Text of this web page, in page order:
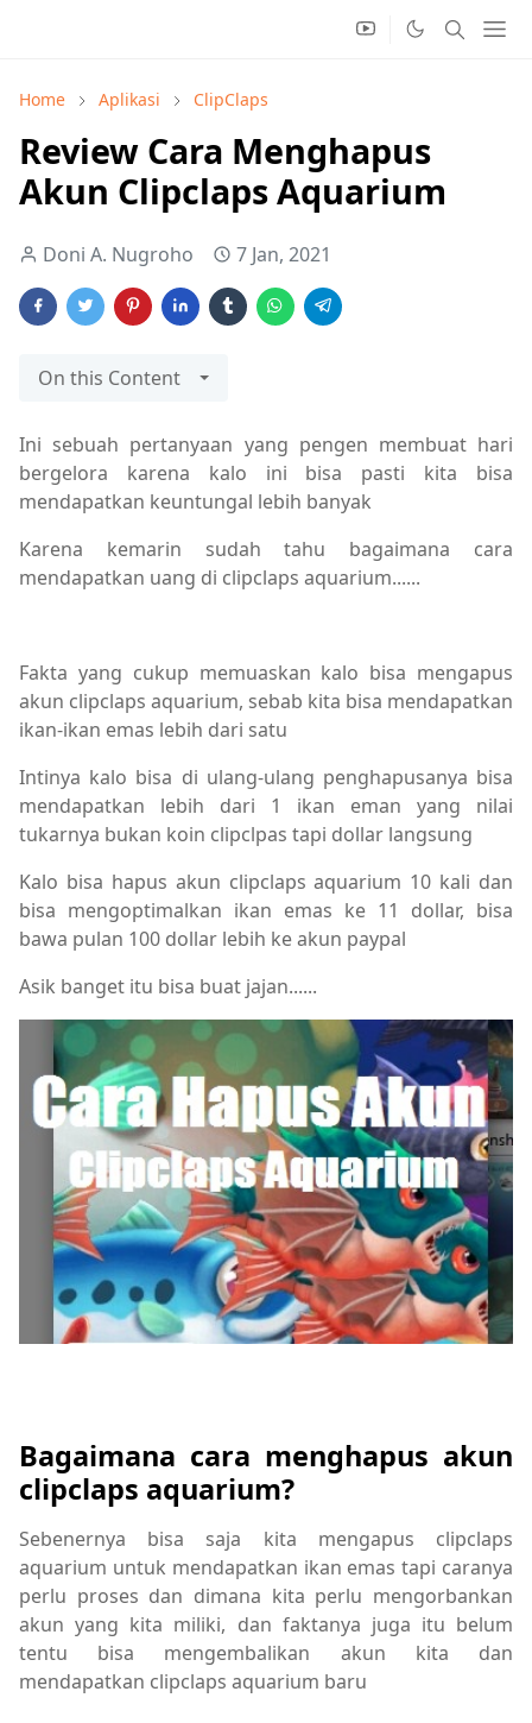
Home Aplikasi ClipClaps
Review Cara Menghapus
Akun Clipclaps Aquarium
Doni A. Nugroho 7 Jan, 2021
On this Content
Ini sebuah pertanyaan yang pengen membuat hari
bergelora karena kalo ini bisa pasti kita bisa
mendapatkan keuntungal lebih banyak
Karena kemarin sudah tahu bagaimana cara
mendapatkan uang di clipclaps aquarium......
Fakta yang cukup memuaskan kalo bisa mengapus
akun clipclaps aquarium, sebab kita bisa mendapatkan
ikan-ikan emas lebih dari satu
Intinya kalo bisa di ulang-ulang penghapusanya bisa
mendapatkan lebih dari 1 ikan eman yang nilai
tukarnya bukan koin clipclpas tapi dollar langsung
Kalo bisa hapus akun clipclaps aquarium 10 kali dan
bisa mengoptimalkan ikan emas ke 11 dollar, bisa
bawa pulan 100 dollar lebih ke akun paypal
Asik banget itu bisa buat jajan......
Bagaimana cara menghapus akun
clipclaps aquarium?
Sebenernya bisa saja kita mengapus clipclaps
aquarium untuk mendapatkan ikan emas tapi caranya
perlu proses dan dimana kita perlu mengorbankan
akun yang kita miliki, dan faktanya juga itu belum
tentu bisa mengembalikan akun kita dan
mendapatkan clipclaps aquarium baru